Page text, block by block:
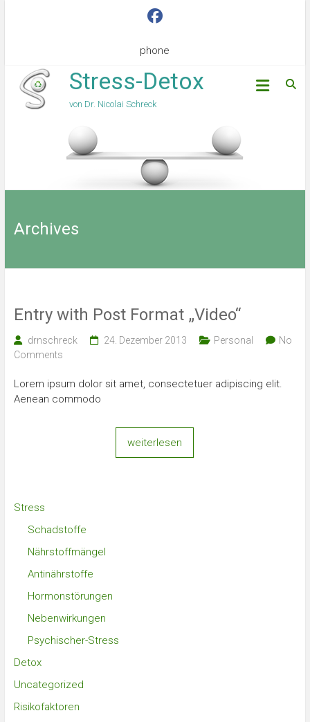
phone
Stress-Detox
von Dr. Nicolai Schreck
Archives
Entry with Post Format „Video“
drnschreck 24. Dezember 2013 Personal
No
Comments
Lorem ipsum dolor sit amet, consectetuer adipiscing elit.
Aenean commodo
weiterlesen
Stress
Schadstoffe
Nährstoffmängel
Antinährstoffe
Hormonstörungen
Nebenwirkungen
Psychischer-Stress
Detox
Uncategorized
Risikofaktoren